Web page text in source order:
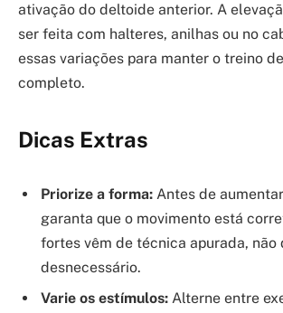
ativação do deltoide anterior. A
ser feita com halteres, anilhas ou no
essas variações para manter o treino
completo.
Dicas Extras
Priorize a forma: Antes de
garanta que o movimento está
fortes vêm de técnica apurada, não
desnecessário.
Varie os estímulos: Alterne entre